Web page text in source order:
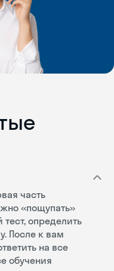
часть
«пощупать»
определить
После к вам
на все
обучения